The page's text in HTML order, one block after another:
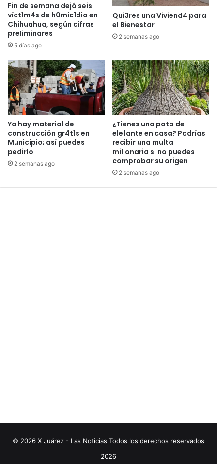
Fin de semana dejó seis
víct1m4s de h0mic1dio en
Chihuahua, según cifras
preliminares
5 días ago
Qui3res una Viviend4 para
el Bienestar
2 semanas ago
Ya hay material de
construcción gr4t1s en
Municipio; así puedes
pedirlo
2 semanas ago
¿Tienes una pata de
elefante en casa? Podrías
recibir una multa
millonaria si no puedes
comprobar su origen
2 semanas ago
© 2026 X Juárez - Las Noticias Todos los derechos reservados
2026